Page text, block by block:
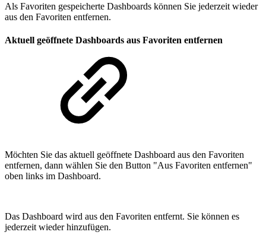
Als Favoriten gespeicherte Dashboards können Sie jederzeit wieder
aus den Favoriten entfernen.
Aktuell geöffnete Dashboards aus Favoriten entfernen
Möchten Sie das aktuell geöffnete Dashboard aus den Favoriten
entfernen, dann wählen Sie den Button "Aus Favoriten entfernen"
oben links im Dashboard.
Das Dashboard wird aus den Favoriten entfernt. Sie können es
jederzeit wieder hinzufügen.